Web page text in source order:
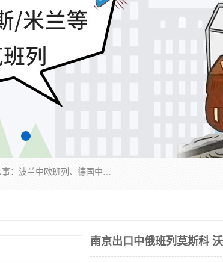
邦赋供应链管理成都有限公司是一家全球性的货物运输代理公司，主要从事：波兰中欧班列、德国中欧班列、出口莫斯科班列、中欧班列进口、蓉欧铁路、成都出口空运等业务，同时亦提供报关、报检、仓储、码头操作等服务。
南京出口中俄班列莫斯科